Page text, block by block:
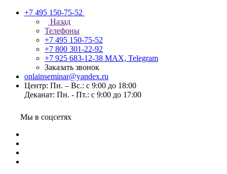
+7 495 150-75-52
Назад
Телефоны
+7 495 150-75-52
+7 800 301-22-92
+7 925 683-12-38 MAX, Telegram
Заказать звонок
onlainseminar@yandex.ru
Центр: Пн. – Вс.: с 9:00 до 18:00
Деканат: Пн. - Пт.: с 9:00 до 17:00
Мы в соцсетях